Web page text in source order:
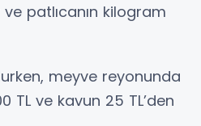
patlıcanın kilogram
meyve reyonunda
TL ve kavun 25 TL’den